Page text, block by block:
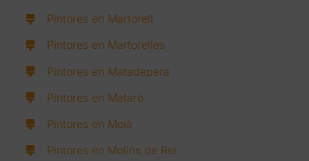
Pintores en Martorell
Pintores en Martorelles
Pintores en Matadepera
Pintores en Mataró
Pintores en Moià
Pintores en Molins de Rei